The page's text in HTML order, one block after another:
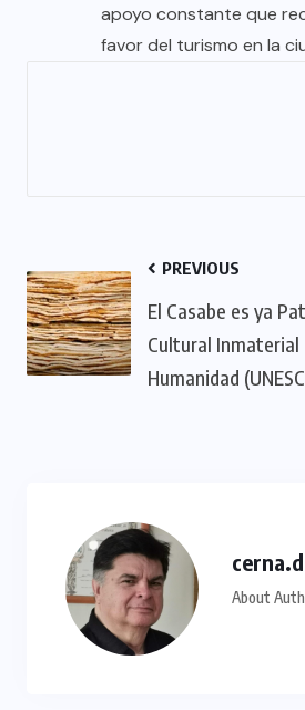
apoyo constante que
favor del turismo en la
PREVIOUS
El Casabe es ya
Cultural Inmaterial
Humanidad
About
EL FIN DEL
TULUM EN